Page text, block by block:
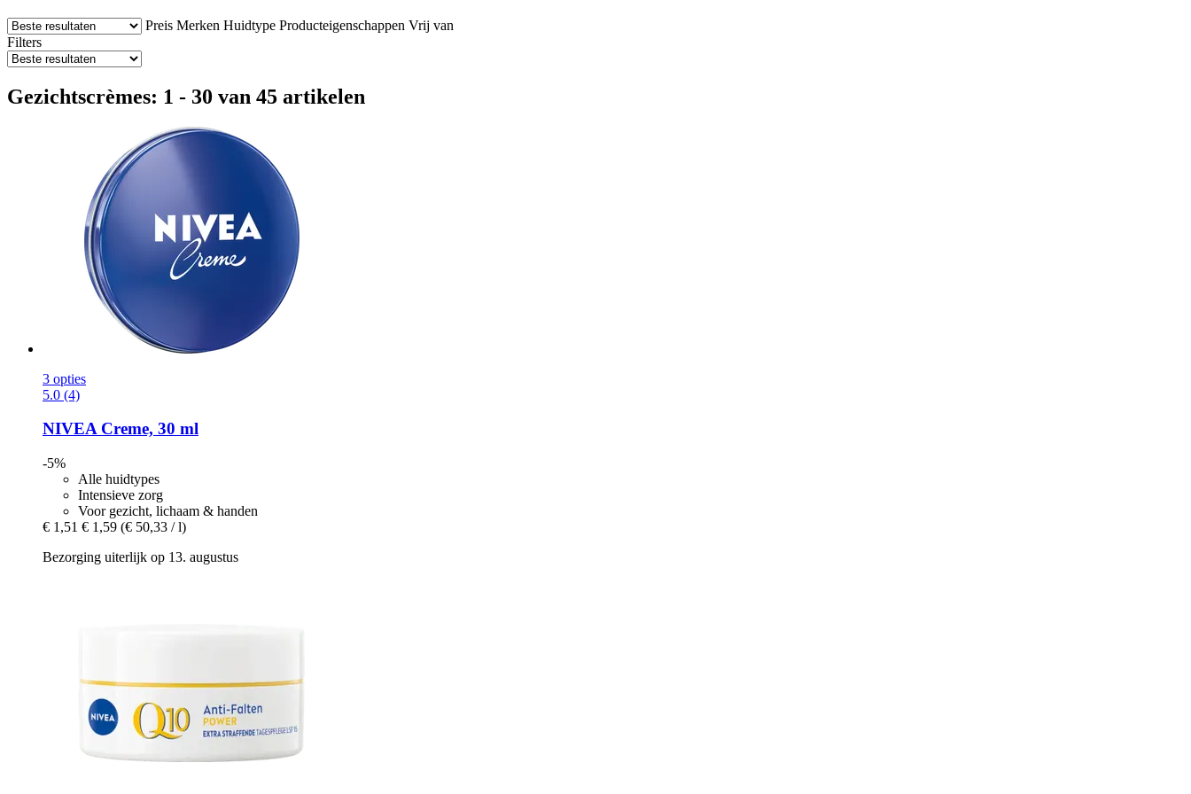
Preis Merken Huidtype Producteigenschappen Vrij van
Filters
Gezichtscrèmes: 1 - 30 van 45 artikelen
3 opties
5.0 (4)
NIVEACreme, 30 ml
-5%
Alle huidtypes
Intensieve zorg
Voor gezicht, lichaam & handen
€ 1,51 € 1,59 (€ 50,33 / l)
Bezorging uiterlijk op 13. augustus